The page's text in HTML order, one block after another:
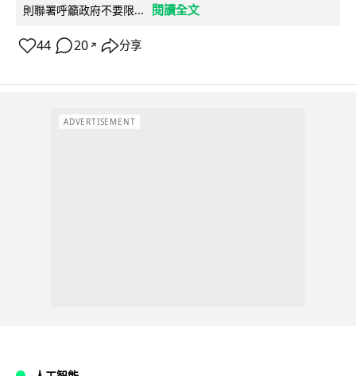
則聯署呼籲政府不要限...
閱讀全文
44 20 ↗ 分享
ADVERTISEMENT